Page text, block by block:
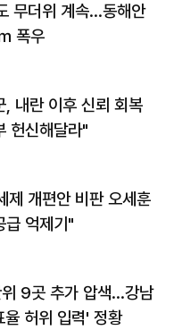
무더위 계속…동해안
폭우
내란 이후 신뢰 회복
헌신해달라"
제 개편안 비판 오세훈
억제기"
9곳 추가 압색…강남
율 허위 입력' 정황